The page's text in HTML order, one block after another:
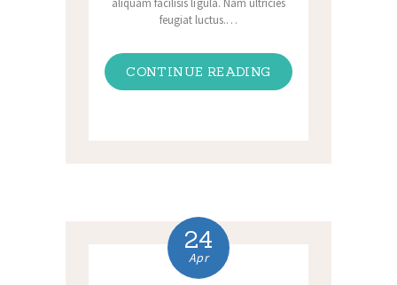
aliquam facilisis ligula. Nam ultricies
feugiat luctus.…
CONTINUE READING
24
Apr